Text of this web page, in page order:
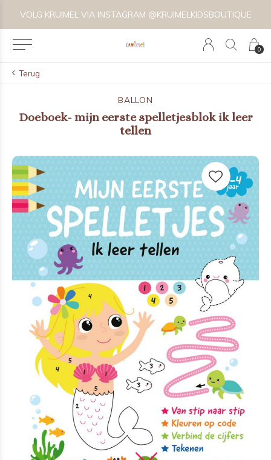
0
VOLG KRUIMEL VIA INSTAGRAM @KRUIMELKIDSBOUTIQUE
Terug
BALLON
Doeboek- mijn eerste spelletjesblok ik leer
tellen